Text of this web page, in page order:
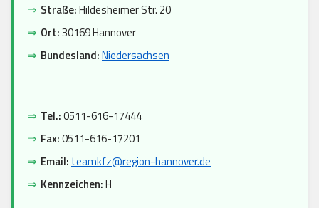
⇒ Straße:Hildesheimer Str. 20
⇒ Ort:30169 Hannover
⇒ Bundesland:Niedersachsen
⇒ Tel.:0511-616-17444
⇒ Fax:0511-616-17201
⇒ Email: teamkfz@region-hannover.de
⇒ Kennzeichen:H